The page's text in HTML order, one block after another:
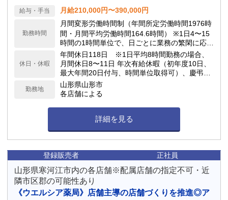
給与・手当 月給210,000円〜390,000円
勤務時間
月間変形労働時間制（年間所定労働時間1976時
間・月間平均労働時間164.6時間） ※1日4〜15
時間の1時間単位で、日ごとに業務の繁閑に応じ
て勤務時間を設定します。
休日・休暇
年間休日118日 ※1日平均8時間勤務の場合、
月間休日8〜11日 年次有給休暇（初年度10日、
最大年間20日付与、時間単位取得可）、慶弔休
暇、子の看護休暇、介護休暇 他
勤務地
山形県山形市
各店舗による
詳細を見る
登録販売者 正社員
山形県寒河江市内の各店舗※配属店舗の指定不可・近
隣市区郡の可能性あり
《ウエルシア薬局》店舗主導の店舗づくりを推進◎ア